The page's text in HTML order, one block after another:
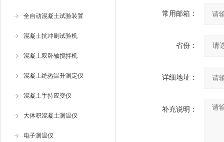
全自动混凝土试验装置
混凝土抗冲刷试验机
混凝土双卧轴搅拌机
混凝土绝热温升测定仪
混凝土手持应变仪
大体积混凝土测温仪
电子测温仪
常用邮箱：
省份：
详细地址：
补充说明：